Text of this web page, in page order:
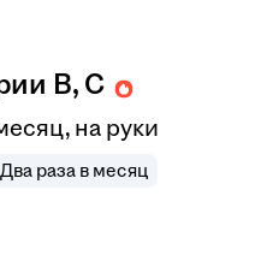
B, C
на руки
раза в месяц